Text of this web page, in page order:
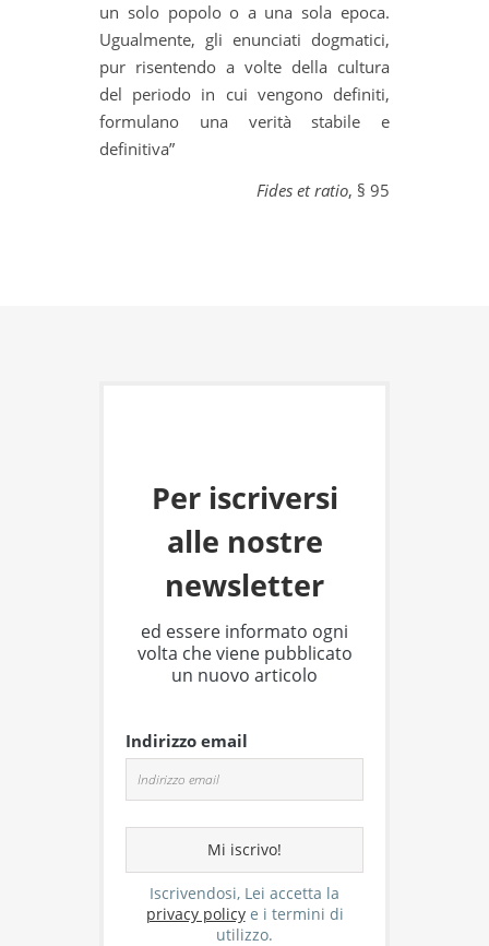
un solo popolo o a una sola epoca.
Ugualmente, gli enunciati dogmatici,
pur risentendo a volte della cultura
del periodo in cui vengono definiti,
formulano una verità stabile e
definitiva”
Fides et ratio, § 95
Per iscriversi
alle nostre
newsletter
ed essere informato ogni
volta che viene pubblicato
un nuovo articolo
Indirizzo email
Iscrivendosi, Lei accetta la
privacy policye i termini di
utilizzo.